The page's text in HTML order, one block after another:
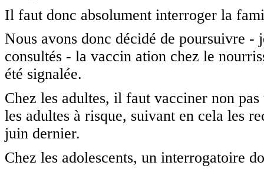
Il faut donc absolument interroger la
Nous avons donc décidé de poursuivre -
consultés - la vaccin ation chez le
été signalée.
Chez les adultes, il faut vacciner non
les adultes à risque, suivant en cela les
juin dernier.
Chez les adolescents, un interrogatoire